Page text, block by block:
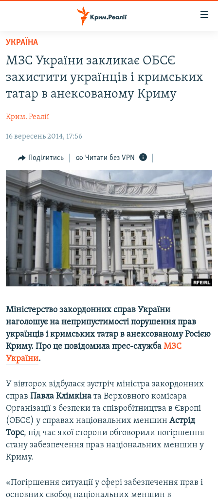
Перейти
основного
матеріалу
до
основної
навігації
Перейти
пошуку
ВОДА.КРИМ
БЛОГИ
ПОГЛЯД
ІНТЕРВ'Ю
ВСЕ ЗА ДЕНЬ
СПЕЦПРОЕКТИ
ДЕПОРТАЦІЯ
ВІДЕОУРОКИ «ELIFBE»
СВІДЧЕННЯ ОКУПАЦІЇ
УКРАЇНСЬКА ПРОБЛЕМА КРИМУ
ІНФОГРАФІКА
ЯК ОБІЙТИ БЛОКУВАННЯ
Русский
Qırımtatar
ДОЛУЧАЙСЯ!
Усі сайти RFE/RL
УКРАЇНА
МЗС України закликає ОБСЄ
захистити українців і кримських
татар в анексованому Криму
Крим. Реалії
16 вересень 2014, 17:56
Поділитись Читати без VPN
Міністерство закордонних справ України
наголошує на неприпустимості порушення прав
українців і кримських татар в анексованому Росією
Криму. Про це повідомила прес-служба МЗС
України.
У вівторок відбулася зустріч міністра закордонних
справ Павла Клімкіна та Верховного комісара
Організації з безпеки та співробітництва в Європі
(ОБСЄ) у справах національних меншин Астрід
Торс, під час якої сторони обговорили погіршення
стану забезпечення прав національних меншин у
Криму.
«Погіршення ситуації у сфері забезпечення прав і
основних свобод національних меншин в